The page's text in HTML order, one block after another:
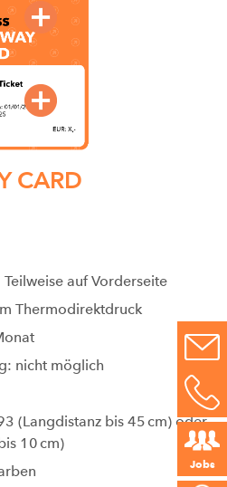
Jobs
CARD
auf Vorderseite
Thermodirektdruck
nicht möglich
(Langdistanz bis 45 cm) oder
10 cm)